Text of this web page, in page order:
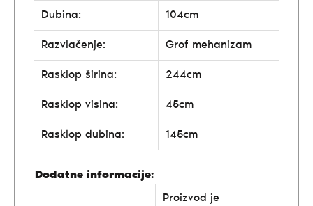
Dubina: 104cm
Razvlačenje: Grof mehanizam
Rasklop širina: 244cm
Rasklop visina: 45cm
Rasklop dubina: 145cm
Dodatne informacije:
Proizvod je